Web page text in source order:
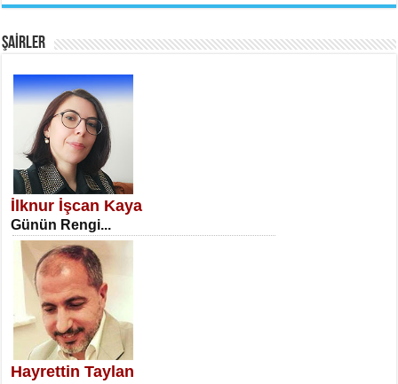
SATILMIŞ ÜMİT ÇETİNKAYA
Erkenlik...
NECLA DİLEK ARSLAN
Öğretmenler Günü Mahkemesi...
ŞAİRLER
İlknur İşcan Kaya
Günün Rengi...
Hayrettin Taylan